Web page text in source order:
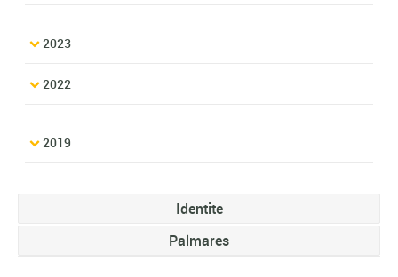
2023
2022
2019
Identite
Palmares